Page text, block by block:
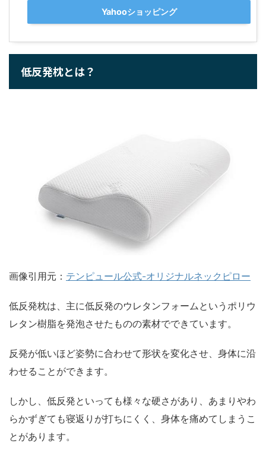
Yahooショッピング
低反発枕とは？
画像引用元： テンピュール公式-オリジナルネックピロー
低反発枕は、主に低反発のウレタンフォームというポリウ
レタン樹脂を発泡させたものの素材でできています。
反発が低いほど姿勢に合わせて形状を変化させ、身体に沿
わせることができます。
しかし、低反発といっても様々な硬さがあり、あまりやわ
らかずぎても寝返りが打ちにくく、身体を痛めてしまうこ
とがあります。